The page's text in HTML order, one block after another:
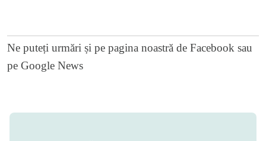
Ne puteți urmări și pe pagina noastră de Facebook sau
pe Google News